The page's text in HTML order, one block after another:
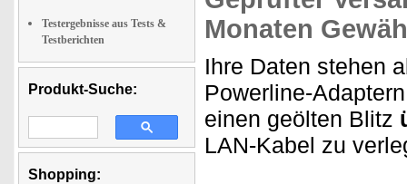
Testergebnisse aus Tests &
Testberichten
Produkt-Suche:
Shopping:
Monaten
Ihre Daten stehen
Powerline-
einen geölten Blitz
LAN-Kabel zu